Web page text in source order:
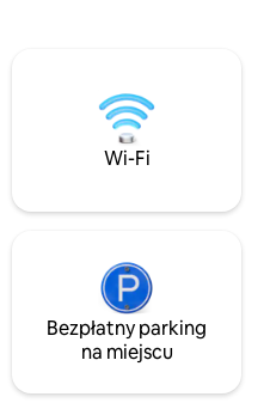
Ten
Wi-Fi
Bezpłatny parking
na miejscu